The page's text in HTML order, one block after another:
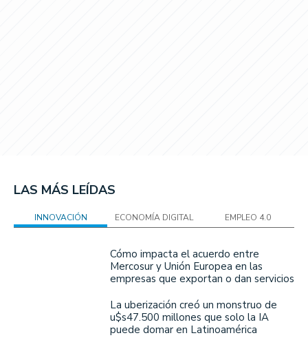
LAS MÁS LEÍDAS
INNOVACIÓN ECONOMÍA DIGITAL EMPLEO 4.0
Cómo impacta el acuerdo entre
Mercosur y Unión Europea en las
empresas que exportan o dan servicios
La uberización creó un monstruo de
u$s47.500 millones que solo la IA
puede domar en Latinoamérica